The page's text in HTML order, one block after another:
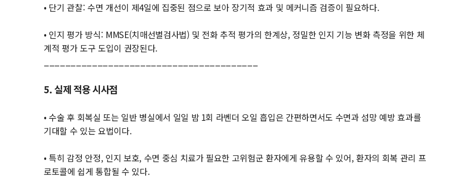
• 단기 관찰: 수면 개선이 제4일에 집중된 점으로 보아 장기적 효과 및 메커니즘 검증이 필요하다.
• 인지 평가 방식: MMSE(치매선별검사법) 및 전화 추적 평가의 한계상, 정밀한 인지 기능 변화 측정을 위한 체
계적 평가 도구 도입이 권장된다.
5. 실제 적용 시사점
• 수술 후 회복실 또는 일반 병실에서 일일 밤 1회 라벤더 오일 흡입은 간편하면서도 수면과 섬망 예방 효과를
기대할 수 있는 요법이다.
• 특히 감정 안정, 인지 보호, 수면 중심 치료가 필요한 고위험군 환자에게 유용할 수 있어, 환자의 회복 관리 프
로토콜에 쉽게 통합될 수 있다.